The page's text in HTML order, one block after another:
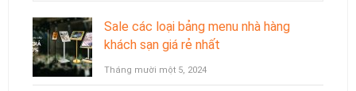
Sale các loại bảng menu nhà hàng
khách sạn giá rẻ nhất
Tháng mười một 5, 2024